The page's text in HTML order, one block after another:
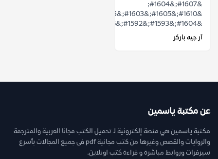
&#1607;&#1604;
&#1604;&#1593;&#1592;&#1575;&#1605;...
آر جيه باركر
عن مكتبة ياسمين
مكتبة ياسمين هي منصة إلكترونية لـ تحميل الكتب مجانا العربية والمترجمة
والروايات والقصص وغيرها من كتب مجانية pdf فى جميع المجالات بأسرع
سيرفرات وروابط مباشرة و قراءة كتب اونلاين.